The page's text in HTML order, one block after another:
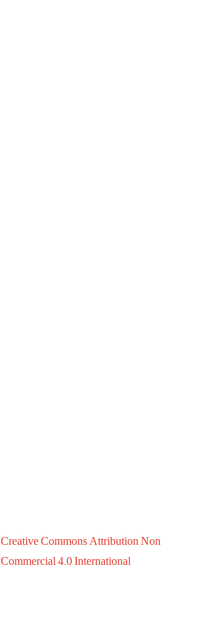
Creative Commons Attribution Non
Commercial 4.0 International